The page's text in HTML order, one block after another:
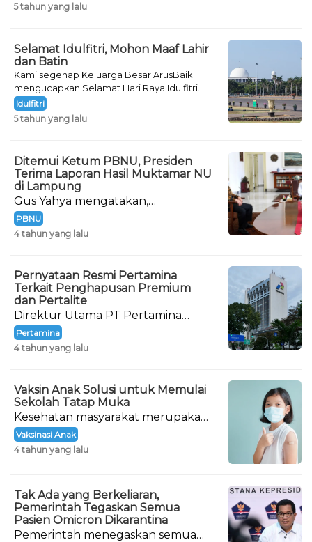
5 tahun yang lalu
Selamat Idulfitri, Mohon Maaf Lahir
dan Batin
Kami segenap Keluarga Besar ArusBaik
mengucapkan Selamat Hari Raya Idulfitri
1442 Hijriah
Idulfitri
5 tahun yang lalu
Ditemui Ketum PBNU, Presiden
Terima Laporan Hasil Muktamar NU
di Lampung
Gus Yahya mengatakan,
kedatangannya menemui Presiden
dalam rangka melaporkan hasil
PBNU
4 tahun yang lalu
Pernyataan Resmi Pertamina
Terkait Penghapusan Premium
dan Pertalite
Direktur Utama PT Pertamina
(Persero) Nicke Widyawati
memberikan pernyataan resminya
Premium dan Pertalite.
Pertamina
4 tahun yang lalu
Vaksin Anak Solusi untuk Memulai
Sekolah Tatap Muka
Kesehatan masyarakat merupakan
prioritas pemerintah dalam
penanganan Covid-19 di tanah air.
Vaksinasi Anak
4 tahun yang lalu
Tak Ada yang Berkeliaran,
Pemerintah Tegaskan Semua
Pasien Omicron Dikarantina
Pemerintah menegaskan semua